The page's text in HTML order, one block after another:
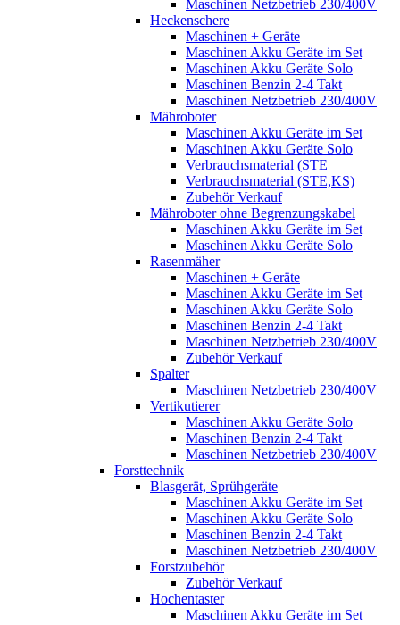
Maschinen Netzbetrieb 230/400V
Heckenschere
Maschinen + Geräte
Maschinen Akku Geräte im Set
Maschinen Akku Geräte Solo
Maschinen Benzin 2-4 Takt
Maschinen Netzbetrieb 230/400V
Mähroboter
Maschinen Akku Geräte im Set
Maschinen Akku Geräte Solo
Verbrauchsmaterial (STE
Verbrauchsmaterial (STE,KS)
Zubehör Verkauf
Mähroboter ohne Begrenzungskabel
Maschinen Akku Geräte im Set
Maschinen Akku Geräte Solo
Rasenmäher
Maschinen + Geräte
Maschinen Akku Geräte im Set
Maschinen Akku Geräte Solo
Maschinen Benzin 2-4 Takt
Maschinen Netzbetrieb 230/400V
Zubehör Verkauf
Spalter
Maschinen Netzbetrieb 230/400V
Vertikutierer
Maschinen Akku Geräte Solo
Maschinen Benzin 2-4 Takt
Maschinen Netzbetrieb 230/400V
Forsttechnik
Blasgerät, Sprühgeräte
Maschinen Akku Geräte im Set
Maschinen Akku Geräte Solo
Maschinen Benzin 2-4 Takt
Maschinen Netzbetrieb 230/400V
Forstzubehör
Zubehör Verkauf
Hochentaster
Maschinen Akku Geräte im Set